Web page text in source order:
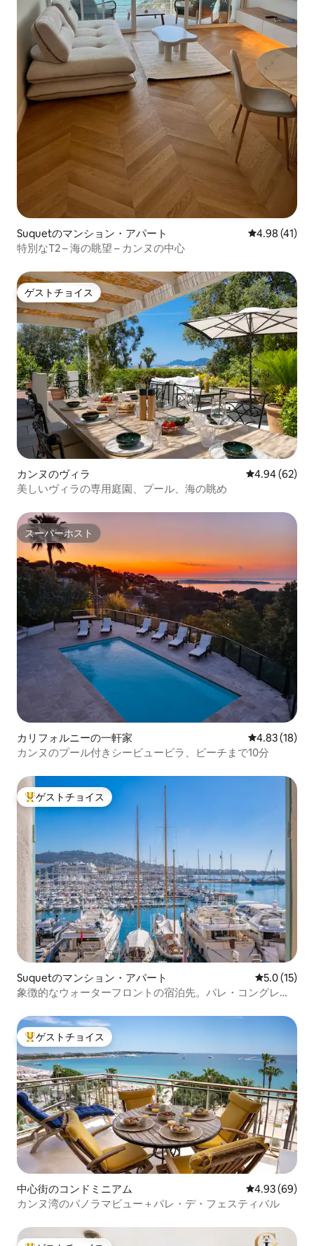
Suquetのマンション・アパート レビュー41
4.98 (41)
特別なT2 – 海の眺望 – カンヌの中心
ゲストチョイス
ゲストチョイス
カンヌのヴィラ レビュー62
4.94 (62)
美しいヴィラの専用庭園、プール、海の眺め
スーパーホスト
スーパーホスト
カリフォルニーの一軒家 レビュー18
4.83 (18)
カンヌのプール付きシービュービラ、ビーチまで10分
大好評のゲストチョイスです。
ゲストチョイス
Suquetのマンション・アパート レビュー15
5.0 (15)
象徴的なウォーターフロントの宿泊先。パレ・コングレか
大好評のゲストチョイスです。
ゲストチョイス
中心街のコンドミニアム レビュー69
4.93 (69)
カンヌ湾のパノラマビュー＋パレ・デ・フェスティバル